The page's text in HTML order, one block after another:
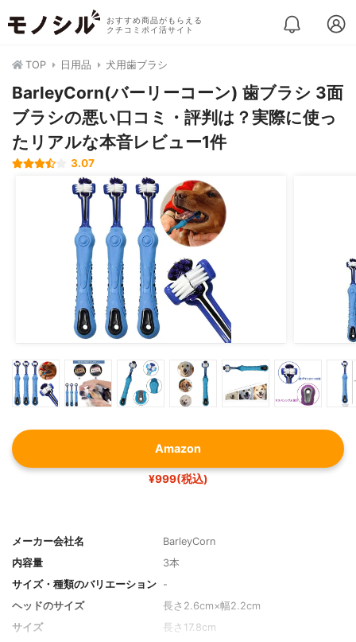
おすすめ商品がもらえる
クチコミポイ活サイト
TOP 日用品 犬用歯ブラシ
BarleyCorn(バーリーコーン) 歯ブラシ 3面
ブラシの悪い口コミ・評判は？実際に使っ
たリアルな本音レビュー1件
3.07
Amazon
¥999(税込)
メーカー会社名
BarleyCorn
内容量
3本
サイズ・種類のバリエーション -
ヘッドのサイズ
長さ2.6cm×幅2.2cm
サイズ
長さ17.8cm